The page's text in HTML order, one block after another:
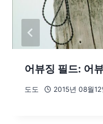
어뷰징 필드: 어
도도 2015년 08월12